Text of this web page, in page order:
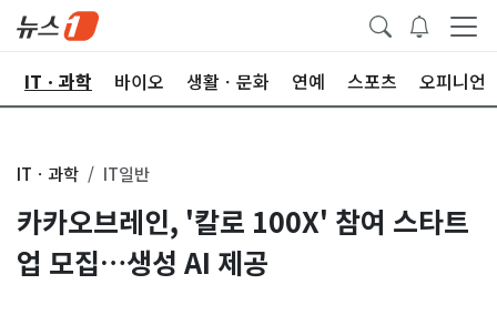
ITㆍ과학 바이오 생활ㆍ문화 연예 스포츠 오피니언
ITㆍ과학 IT일반
카카오브레인, '칼로 100X' 참여 스타트
업 모집…생성 AI 제공